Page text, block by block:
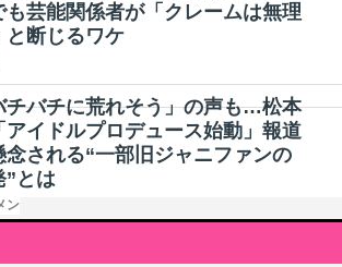
も芸能関係者が「クレームは無理
と断じるワケ
チバチに荒れそう」の声も…松本
アイドルプロデュース始動」報道
念される“一部旧ジャニファンの
”とは
ン